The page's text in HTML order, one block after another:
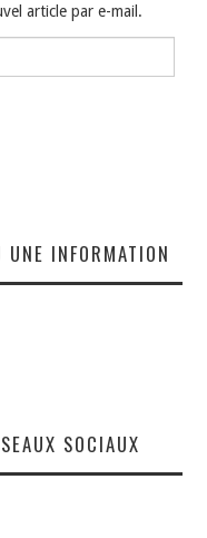
article par e-mail.
INFORMATION
SOCIAUX